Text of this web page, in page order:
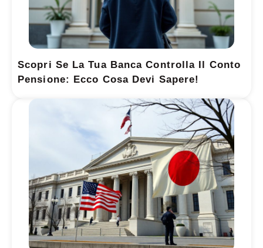
Scopri Se La Tua Banca Controlla Il Conto
Pensione: Ecco Cosa Devi Sapere!